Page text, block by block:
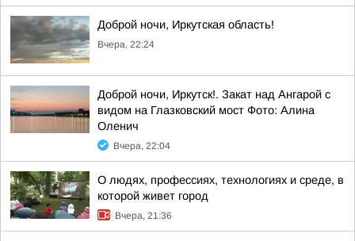
Доброй ночи, Иркутская область!
Вчера, 22:24
Доброй ночи, Иркутск!. Закат над Ангарой с
видом на Глазковский мост Фото: Алина
Оленич
Вчера, 22:04
О людях, профессиях, технологиях и среде, в
которой живет город
Вчера, 21:36